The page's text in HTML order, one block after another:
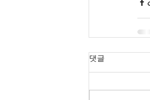
댓글